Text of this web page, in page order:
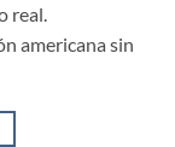
real.
americana sin